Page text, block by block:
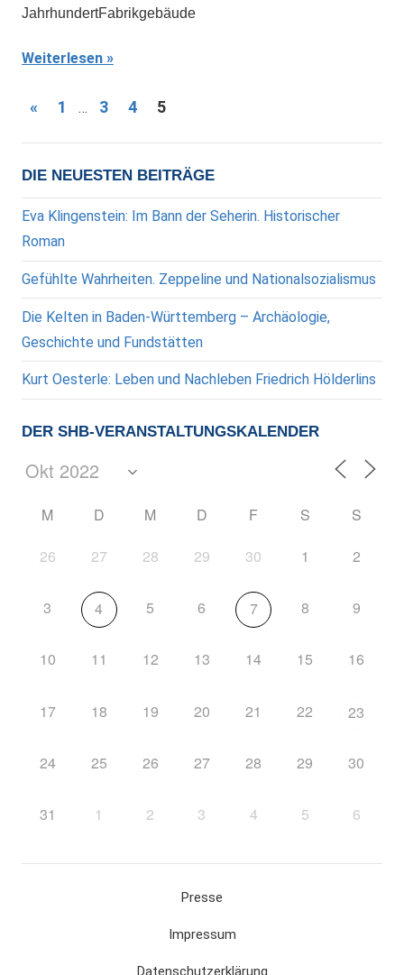
JahrhundertFabrikgebäude
Weiterlesen
Seitennummerierung
der
Beiträge
« Vorherige
1 … 3 4 5
DIE NEUESTEN BEITRÄGE
Eva Klingenstein: Im Bann der Seherin. Historischer
Roman
Gefühlte Wahrheiten. Zeppeline und Nationalsozialismus
Die Kelten in Baden-Württemberg – Archäologie,
Geschichte und Fundstätten
Kurt Oesterle: Leben und Nachleben Friedrich Hölderlins
DER SHB-VERANSTALTUNGSKALENDER
M D M D F S S
26 27 28 29 30 1 2
3 4 5 6 7 8 9
10 11 12 13 14 15 16
17 18 19 20 21 22 23
24 25 26 27 28 29 30
31 1 2 3 4 5 6
Presse
Impressum
Datenschutzerklärung